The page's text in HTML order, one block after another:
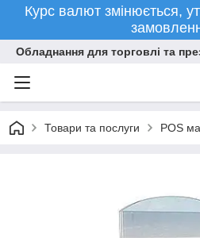
Курс валют змінюється,
Обладнання для торговлі та
Товари та послуги POS